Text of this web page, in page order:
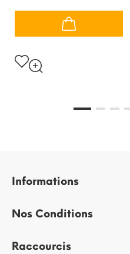
Informations
Nos Conditions
Raccourcis